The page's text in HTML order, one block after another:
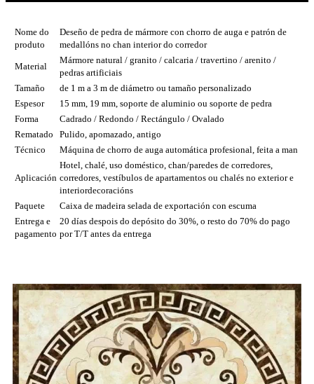
Nome do
produto
Deseño de pedra de mármore con chorro de auga e patrón de
medallóns no chan interior do corredor
Material
Mármore natural / granito / calcaria / travertino / arenito /
pedras artificiais
Tamaño
de 1 m a 3 m de diámetro ou tamaño personalizado
Espesor
15 mm, 19 mm, soporte de aluminio ou soporte de pedra
Forma
Cadrado / Redondo / Rectángulo / Ovalado
Rematado
Pulido, apomazado, antigo
Técnico
Máquina de chorro de auga automática profesional, feita a man
Aplicación
Hotel, chalé, uso doméstico, chan/paredes de corredores,
corredores, vestíbulos de apartamentos ou chalés no exterior e
interiordecoracións
Paquete
Caixa de madeira selada de exportación con escuma
Entrega e
pagamento
20 días despois do depósito do 30%, o resto do 70% do pago
por T/T antes da entrega